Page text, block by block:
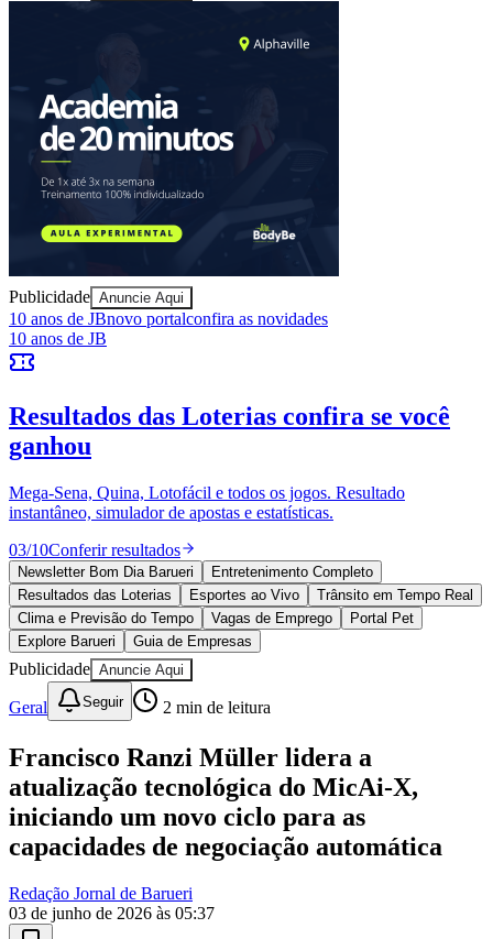
Goiás
Publicidade Anuncie Aqui
10 anos de JBnovo portalconfira as novidades
10 anos de JB
Resultados das Loterias confira se você
ganhou
Mega-Sena, Quina, Lotofácil e todos os jogos. Resultado
instantâneo, simulador de apostas e estatísticas.
03/10Conferir resultados
Newsletter Bom Dia Barueri
Entretenimento Completo
Resultados das Loterias
Esportes ao Vivo
Trânsito em Tempo Real
Clima e Previsão do Tempo
Vagas de Emprego
Portal Pet
Explore Barueri
Guia de Empresas
Publicidade Anuncie Aqui
Geral Seguir 2 min de leitura
Francisco Ranzi Müller lidera a
atualização tecnológica do MicAi-X,
iniciando um novo ciclo para as
capacidades de negociação automática
Redação Jornal de Barueri
03 de junho de 2026 às 05:37